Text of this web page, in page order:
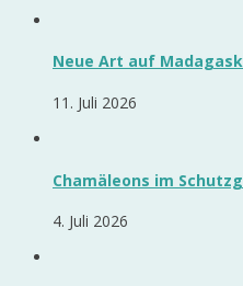
Neue Art auf
11. Juli 2026
Chamäleons im
4. Juli 2026